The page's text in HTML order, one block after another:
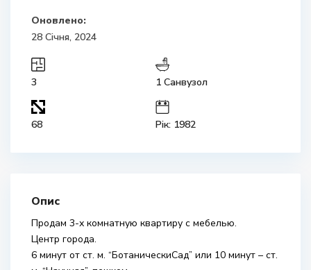
Оновлено:
28 Січня, 2024
3 1 Санвузол
68 Рік: 1982
Опис
Продам 3-х комнатную квартиру с мебелью.
Центр города.
6 минут от ст. м. “БотаническиСад” или 10 минут – ст.